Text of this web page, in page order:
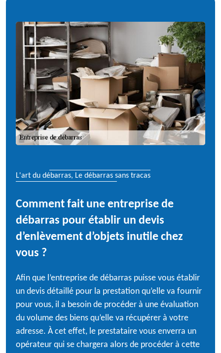
L'art du débarras, Le débarras sans tracas
Comment fait une entreprise de
débarras pour établir un devis
d’enlèvement d’objets inutile chez
vous ?
Afin que l’entreprise de débarras puisse vous établir
un devis détaillé pour la prestation qu’elle va fournir
pour vous, il a besoin de procéder à une évaluation
du volume des biens qu’elle va récupérer à votre
adresse. À cet effet, le prestataire vous enverra un
opérateur qui se chargera alors de procéder à cette